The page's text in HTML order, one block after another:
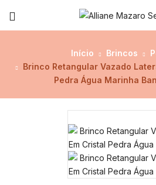
Início Brincos
Brinco Retangular Vazado
Pedra Água Marinha